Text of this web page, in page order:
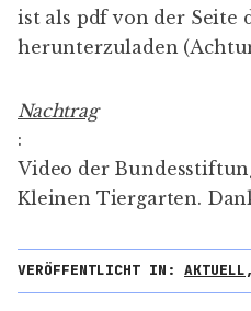
ist als pdf von der Seite
herunterzuladen
Nachtrag
:
Video der
Kleinen Tiergarten.
VERÖFFENTLICHT IN: AKTUELL